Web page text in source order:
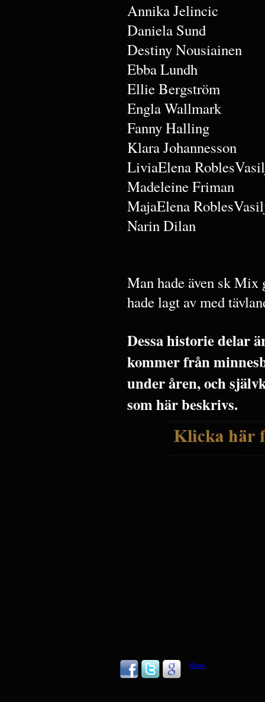
Annika Jelincic
Daniela Sund
Destiny Nousiainen
Ebba Lundh
Ellie Bergström
Engla Wallmark
Fanny Halling
Klara Johannesson
LiviaElena
Madeleine Friman
MajaElena
Narin Dilan
Man hade även sk Mix
hade lagt av med
Dessa historie delar
kommer från
under åren, och
som här beskrivs.
Share